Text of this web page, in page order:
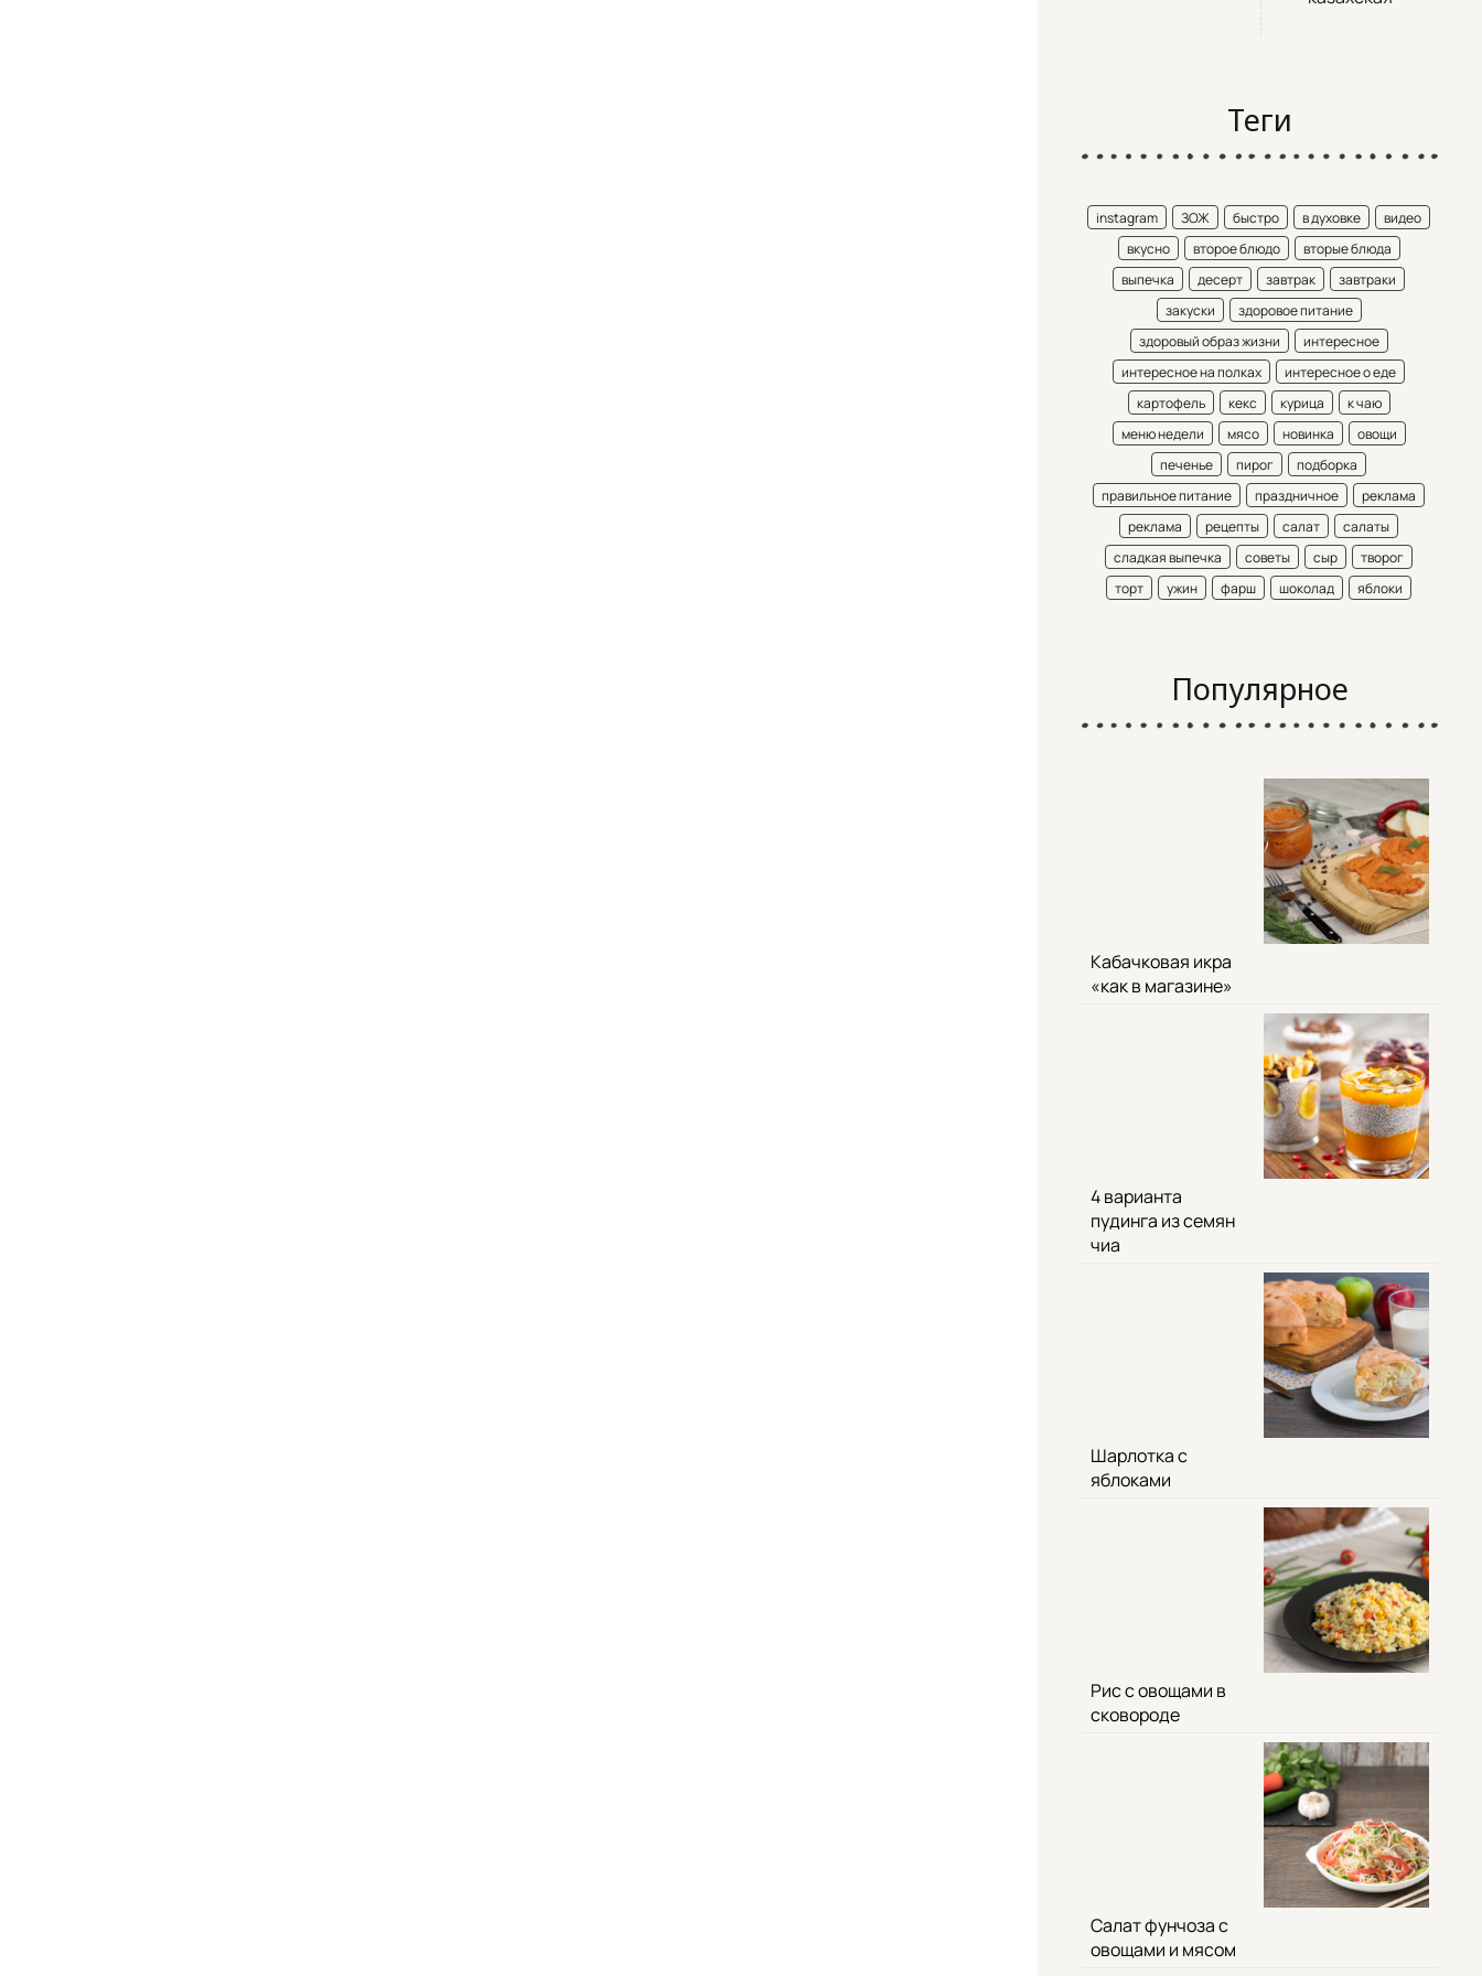
Теги
instagram ЗОЖ быстро в духовке
видео
вкусно
второе блюдо
вторые блюда
выпечка
десерт завтрак
завтраки
закуски
здоровое питание
здоровый образ жизни
интересное
интересное на полках
интересное о еде
картофель
кекс курица
к чаю
меню недели
мясо новинка
овощи
печенье
пирог
подборка
правильное питание
праздничное
реклама
реклама
рецепты салат
салаты
сладкая выпечка
советы сыр
творог
торт
ужин фарш шоколад яблоки
Популярное
Кабачковая икра
«как в магазине»
4 варианта
пудинга из семян
чиа
Шарлотка с
яблоками
Рис с овощами в
сковороде
Салат фунчоза с
овощами и мясом